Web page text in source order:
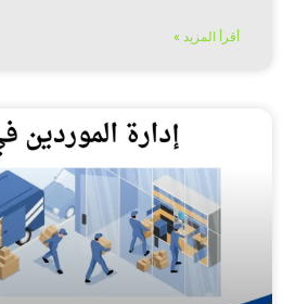
أقرأ المزيد »